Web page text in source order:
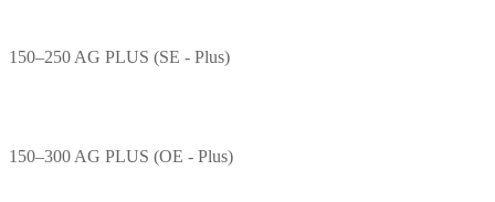
150–250 AG PLUS (SE - Plus)
150–300 AG PLUS (OE - Plus)